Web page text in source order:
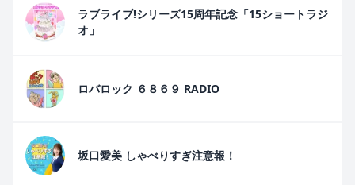
ラブライブ!シリーズ15周年記念「15ショートラジ
オ」
ロバロック ６８６９ RADIO
坂口愛美 しゃべりすぎ注意報！